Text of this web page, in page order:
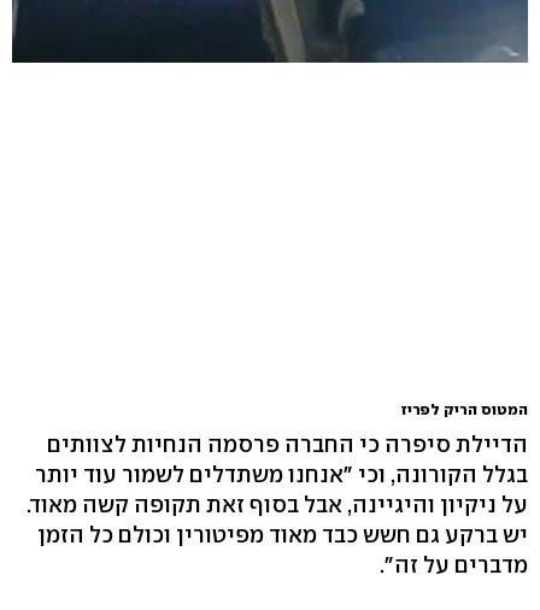
המטוס הריק לפריז
הדיילת סיפרה כי החברה פרסמה הנחיות לצוותים
בגלל הקורונה, וכי "אנחנו משתדלים לשמור עוד יותר
על ניקיון והיגיינה, אבל בסוף זאת תקופה קשה מאוד.
יש ברקע גם חשש כבד מאוד מפיטורין וכולם כל הזמן
מדברים על זה".